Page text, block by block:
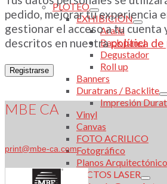
PLOTEO
EXHIBICIÓN
Araña
Back panel
Degustador
Roll up
Banners
Duratrans / Backlite
Impresión
Vinyl
Canvas
FOTO ACRILICO
Fotográfico
Planos
PRODUCTOS LASER
pedido, mejorar tu experiencia
gestionar el acceso a tu
descritos en nuestrapolítica de
Registrarse
MBE CA
print@mbe-ca.com